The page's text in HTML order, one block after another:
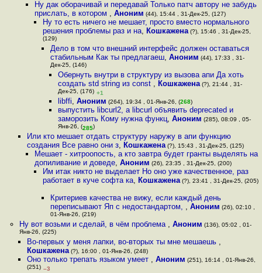
Ну дак оборачивай и передавай Только патч автору не забудь
прислать, в котором ,Аноним (44), 15:44 , 31-Дек-25, (127)
Ну то есть ничего не мешает, просто вместо нормального
решения проблемы раз и на, Кошкажена(?), 15:46 , 31-Дек-25,
(129)
Дело в том что внешний интерфейс должен оставаться
стабильным Как ты предлагаеш, Аноним (44), 17:33 , 31-
Дек-25, (146)
Обернуть внутри в структуру из вызова апи Да хоть
создать std string из const , Кошкажена (?), 21:44 , 31-
Дек-25, (176) +1
libffi,Аноним (264), 19:34 , 01-Янв-26, (268)
выпустить libcurl2, а libcurl объявить deprecated и
заморозить Кому нужна функц,Аноним (285), 08:09 , 05-
Янв-26, (285)
Или кто мешает отдать структуру наружу в апи функцию
создания Все равно они з, Кошкажена(?), 15:43 , 31-Дек-25, (125)
Мешает - хитроопость, а кто завтра будет гранты выделять на
допиливание и доведе,Аноним (26), 23:35 , 31-Дек-25, (200)
Им итак никто не выделает Но оно уже качественное, раз
работает в куче софта ка, Кошкажена(?), 23:41 , 31-Дек-25, (205)
Критериев качества не вижу, если каждый день
переписывают Яп с недостандартом, , Аноним (26), 02:10 ,
01-Янв-26, (219)
Ну вот возьми и сделай, в чём проблема , Аноним (136), 05:02 , 01-
Янв-26, (225)
Во-первых у меня лапки, во-вторых ты мне мешаешь ,
Кошкажена(?), 16:00 , 01-Янв-26, (248)
Оно только трепать языком умеет , Аноним (251), 16:14 , 01-Янв-26,
(251) –3